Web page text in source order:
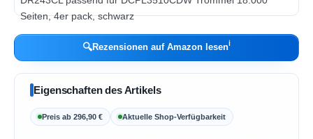
🔍Rezensionen auf Amazon lesenℹ︎
Eigenschaften des Artikels
Preis ab 296,90 € Aktuelle Shop-Verfügbarkeit